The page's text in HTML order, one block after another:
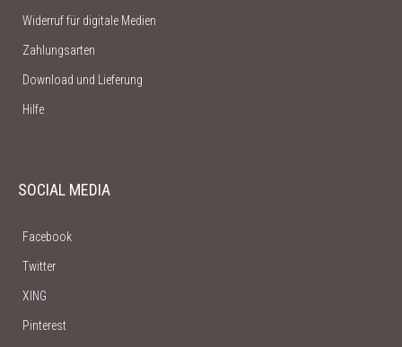
Widerruf für digitale Medien
Zahlungsarten
Download und Lieferung
Hilfe
SOCIAL MEDIA
Facebook
Twitter
XING
Pinterest